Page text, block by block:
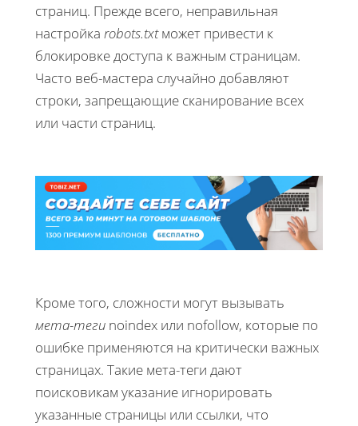
страниц. Прежде всего, неправильная
настройка robots.txtможет привести к
блокировке доступа к важным страницам.
Часто веб-мастера случайно добавляют
строки, запрещающие сканирование всех
или части страниц.
Кроме того, сложности могут вызывать
мета-теги noindex или nofollow, которые по
ошибке применяются на критически важных
страницах. Такие мета-теги дают
поисковикам указание игнорировать
указанные страницы или ссылки, что